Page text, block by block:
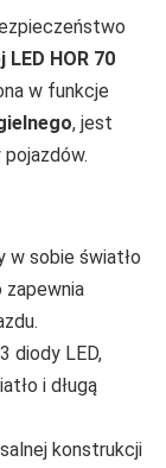
HOR 70
w funkcje
, jest
w sobie światło
zapewnia
diody LED,
i długą
konstrukcji